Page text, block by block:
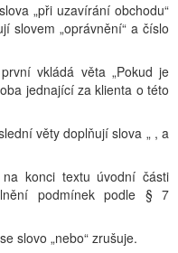
„při uzavírání obchodu“
slovem „oprávnění“ a číslo
vkládá věta „Pokud je
jednající za klienta o této
věty doplňují slova „ , a
konci textu úvodní části
podmínek podle § 7
slovo „nebo“ zrušuje.